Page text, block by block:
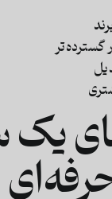
گسترده‌تر
یک